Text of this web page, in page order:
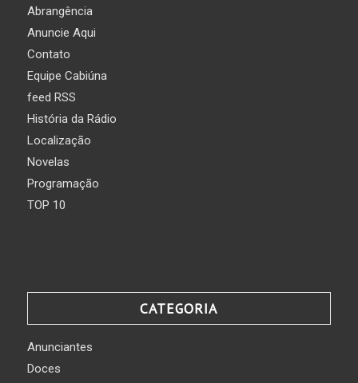
Abrangência
Anuncie Aqui
Contato
Equipe Cabiúna
feed RSS
História da Rádio
Localização
Novelas
Programação
TOP 10
CATEGORIA
Anunciantes
Doces